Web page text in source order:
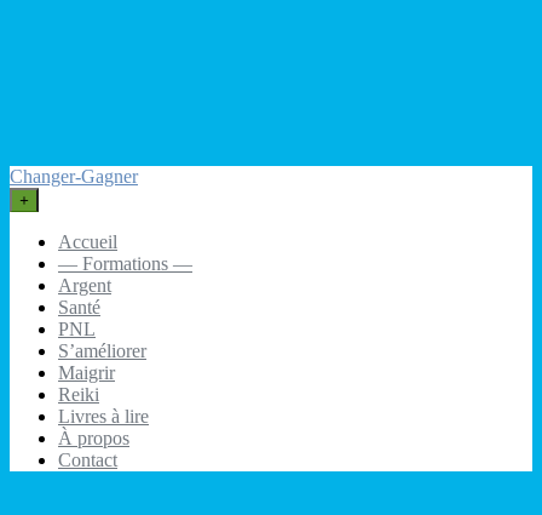
Changer-Gagner
+
Accueil
— Formations —
Argent
Santé
PNL
S’améliorer
Maigrir
Reiki
Livres à lire
À propos
Contact